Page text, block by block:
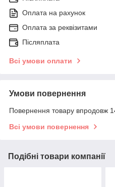
Оплата на рахунок
Оплата за реквізитами
Післяплата
Всі умови оплати
Умови повернення
Повернення товару впродовж
Всі умови повернення
Подібні товари компанії